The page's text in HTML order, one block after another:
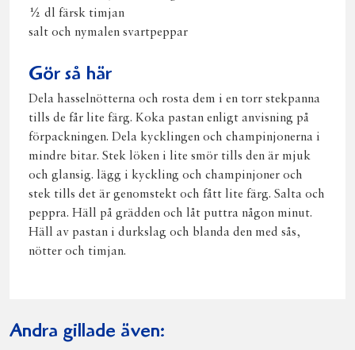
½ dl färsk timjan
salt och nymalen svartpeppar
Gör så här
Dela hasselnötterna och rosta dem i en torr stekpanna
tills de får lite färg. Koka pastan enligt anvisning på
förpackningen. Dela kycklingen och champinjonerna i
mindre bitar. Stek löken i lite smör tills den är mjuk
och glansig. lägg i kyckling och champinjoner och
stek tills det är genomstekt och fått lite färg. Salta och
peppra. Häll på grädden och låt puttra någon minut.
Häll av pastan i durkslag och blanda den med sås,
nötter och timjan.
Andra gillade även: